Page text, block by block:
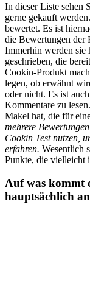
In dieser Liste sehen
gerne gekauft
bewertet. Es ist
die Bewertungen der
Immerhin werden sie
geschrieben, die
Cookin-Produkt
legen, ob erwähnt
oder nicht. Es ist
Kommentare zu
Makel hat, die für
mehrere
Cookin Test nutzen,
erfahren. Wesentlich
Punkte, die vielleicht
Auf was kommt
hauptsächlich